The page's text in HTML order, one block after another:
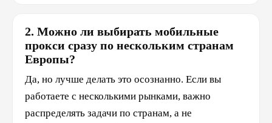
2. Можно ли выбирать мобильные
прокси сразу по нескольким странам
Европы?
Да, но лучше делать это осознанно. Если вы
работаете с несколькими рынками, важно
распределять задачи по странам, а не